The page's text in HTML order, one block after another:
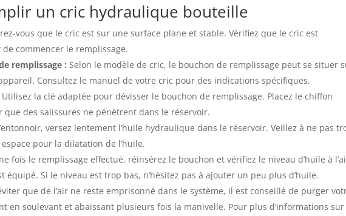
un cric hydraulique bouteille
vous que le cric est sur une surface plane et stable. Vérifiez que le cric est
commencer le remplissage.
remplissage : Selon le modèle de cric, le bouchon de remplissage peut se situer
Consultez le manuel de votre cric pour des indications spécifiques.
Utilisez la clé adaptée pour dévisser le bouchon de remplissage. Placez le chiffon
des salissures ne pénètrent dans le réservoir.
versez lentement l’huile hydraulique dans le réservoir. Veillez à ne pas
pour la dilatation de l’huile.
fois le remplissage effectué, réinsérez le bouchon et vérifiez le niveau d’huile à
équipé. Si le niveau est trop bas, n’hésitez pas à ajouter un peu plus d’huile.
que de l’air ne reste emprisonné dans le système, il est conseillé de purger
en soulevant et abaissant plusieurs fois la manivelle. Pour plus d’informations sur